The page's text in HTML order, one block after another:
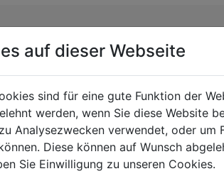
auf dieser Webseite
sind für eine gute Funktion der
werden, wenn Sie diese Website
Analysezwecken verwendet, oder um
Diese können auf Wunsch
Sie Einwilligung zu unseren Cookies.